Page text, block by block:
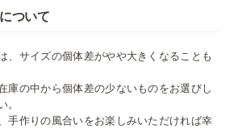
ついて
、サイズの個体差がやや大きくなることも
庫の中から個体差の少ないものをお選びし
。
手作りの風合いをお楽しみいただければ幸